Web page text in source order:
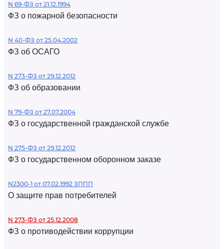
N 69-ФЗ от 21.12.1994
ФЗ о пожарной безопасности
N 40-ФЗ от 25.04.2002
ФЗ об ОСАГО
N 273-ФЗ от 29.12.2012
ФЗ об образовании
N 79-ФЗ от 27.07.2004
ФЗ о государственной гражданской службе
N 275-ФЗ от 29.12.2012
ФЗ о государственном оборонном заказе
N2300-1 от 07.02.1992 ЗППП
О защите прав потребителей
N 273-ФЗ от 25.12.2008
ФЗ о противодействии коррупции